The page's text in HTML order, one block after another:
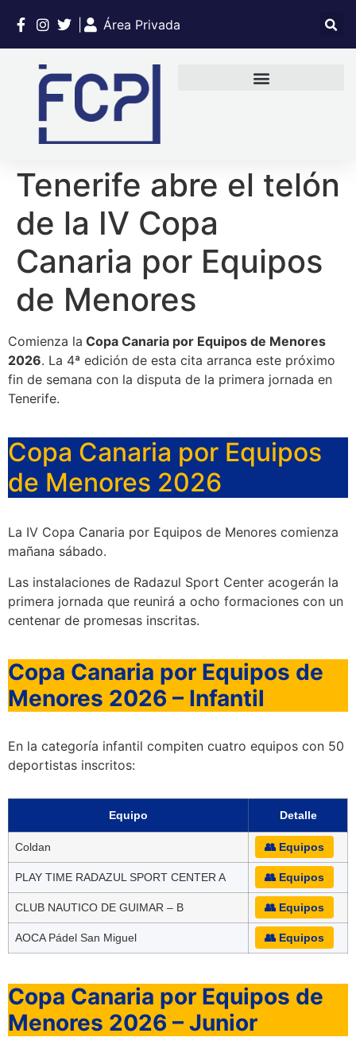
Área Privada
Tenerife abre el telón
de la IV Copa
Canaria por Equipos
de Menores
Comienza la Copa Canaria por Equipos de Menores
2026. La 4ª edición de esta cita arranca este próximo
fin de semana con la disputa de la primera jornada en
Tenerife.
Copa Canaria por Equipos
de Menores 2026
La IV Copa Canaria por Equipos de Menores comienza
mañana sábado.
Las instalaciones de Radazul Sport Center acogerán la
primera jornada que reunirá a ocho formaciones con un
centenar de promesas inscritas.
Copa Canaria por Equipos de
Menores 2026 – Infantil
En la categoría infantil compiten cuatro equipos con 50
deportistas inscritos:
Equipo Detalle
Coldan 👥 Equipos
PLAY TIME RADAZUL SPORT CENTER A 👥 Equipos
CLUB NAUTICO DE GUIMAR – B 👥 Equipos
AOCA Pádel San Miguel 👥 Equipos
Copa Canaria por Equipos de
Menores 2026 – Junior